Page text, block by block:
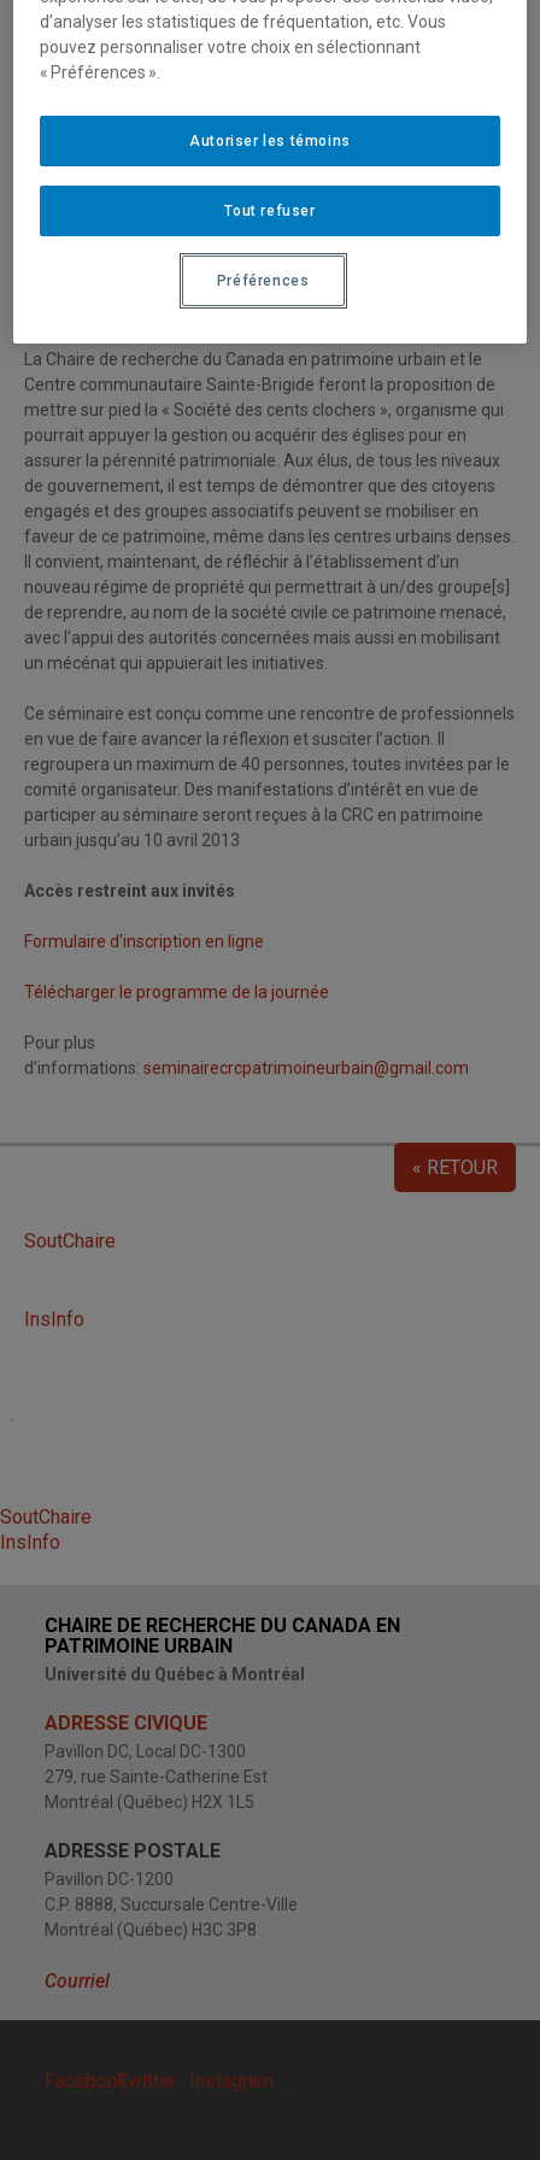
Une activité organisée par le Centre communautaire Sainte-
Brigide et la Chaire de recherche du Canada en patrimoine
urbain, ESG-UQAM
Ce troisième séminaire métropolitain sur l’avenir des églises
qui ont été mis sur pied au Québec pour permettre la conversion
des églises, jusqu’à maintenant. Des invités internationaux
présenteront aussi des organisations qui ont acquis et mis en
valeur des églises de grande valeur patrimoniale, en Grande-
Bretagne et aux Pays-Bas. Puis, les échanges en atelier
permettront d’évoquer différents modèles d’action.
La Chaire de recherche du Canada en patrimoine urbain et le
Centre communautaire Sainte-Brigide feront la proposition de
mettre sur pied la « Société des cents clochers », organisme qui
pourrait appuyer la gestion ou acquérir des églises pour en
assurer la pérennité patrimoniale. Aux élus, de tous les niveaux
de gouvernement, il est temps de démontrer que des citoyens
engagés et des groupes associatifs peuvent se mobiliser en
faveur de ce patrimoine, même dans les centres urbains denses.
Il convient, maintenant, de réfléchir à l’établissement d’un
nouveau régime de propriété qui permettrait à un/des groupe[s]
de reprendre, au nom de la société civile ce patrimoine menacé,
avec l’appui des autorités concernées mais aussi en mobilisant
un mécénat qui appuierait les initiatives.
Ce séminaire est conçu comme une rencontre de professionnels
en vue de faire avancer la réflexion et susciter l’action. Il
regroupera un maximum de 40 personnes, toutes invitées par le
comité organisateur. Des manifestations d’intérêt en vue de
participer au séminaire seront reçues à la CRC en patrimoine
urbain jusqu’au 10 avril 2013
Accès restreint aux invités
Formulaire d’inscription en ligne
Télécharger le programme de la journée
Pour plus
d’informations: seminairecrcpatrimoineurbain@gmail.com
« RETOUR
SoutChaire
InsInfo
SoutChaire
InsInfo
CHAIRE DE RECHERCHE DU CANADA EN
PATRIMOINE URBAIN
Université du Québec à Montréal
ADRESSE CIVIQUE
Pavillon DC, Local DC-1300
279, rue Sainte-Catherine Est
Montréal (Québec) H2X 1L5
ADRESSE POSTALE
Pavillon DC-1200
C.P. 8888, Succursale Centre-Ville
Montréal (Québec) H3C 3P8
Courriel
FacebookTwitter Instagram
d’analyser les statistiques de fréquentation, etc. Vous
pouvez personnaliser votre choix en sélectionnant
« Préférences ».
Tout refuser
Autoriser les témoins
Préférences